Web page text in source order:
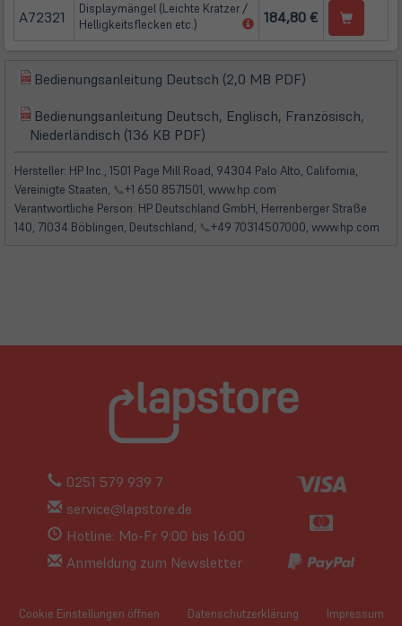
neuem
Tab)
A72321
Displaymängel (Leichte Kratzer /
Helligkeitsflecken etc.)
(öffnet
Tab)
184,80 €
in
neuem
Tab)
Bedienungsanleitung Deutsch (2,0 MB PDF)
neuem
(öffnet
in
neuem
Tab)
Bedienungsanleitung Deutsch, Englisch, Französisch,
Niederländisch (136 KB PDF)
in
neuem
Tab)
Hersteller: HP Inc., 1501 Page Mill Road, 94304 Palo Alto, California,
Vereinigte Staaten, 📞+1 650 8571501, www.hp.com
Verantwortliche Person: HP Deutschland GmbH, Herrenberger Straße
140, 71034 Böblingen, Deutschland, 📞+49 70314507000, www.hp.com
0251 579 939 7
service@lapstore.de
Hotline: Mo-Fr 9:00 bis 16:00
Anmeldung zum Newsletter
Cookie Einstellungen öffnen Datenschutzerklärung Impressum